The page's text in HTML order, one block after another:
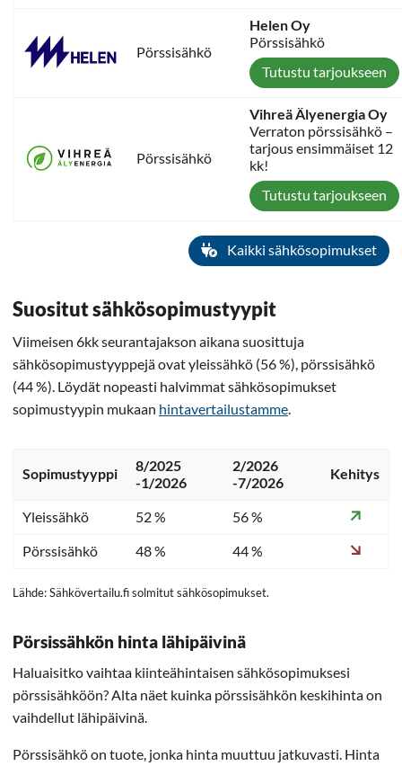
Pörssisähkö
Helen Oy
Pörssisähkö
Tutustu tarjoukseen
Pörssisähkö
Vihreä Älyenergia Oy
Verraton pörssisähkö –
tarjous ensimmäiset 12
kk!
Tutustu tarjoukseen
Kaikki sähkösopimukset
Suositut sähkösopimustyypit
Viimeisen 6kk seurantajakson aikana suosittuja
sähkösopimustyyppejä ovat yleissähkö (56 %), pörssisähkö
(44 %). Löydät nopeasti halvimmat sähkösopimukset
sopimustyypin mukaan hintavertailustamme
Sopimustyyppi
8/2025
-1/2026
2/2026
-7/2026
Kehitys
Yleissähkö 52 %
56 %
Pörssisähkö
48 % 44 %
Lähde: Sähkövertailu.fi solmitut sähkösopimukset.
Pörsissähkön hinta lähipäivinä
Haluaisitko vaihtaa kiinteähintaisen sähkösopimuksesi
pörssisähköön? Alta näet kuinka pörssisähkön keskihinta on
vaihdellut lähipäivinä.
Pörssisähkö on tuote, jonka hinta muuttuu jatkuvasti. Hinta